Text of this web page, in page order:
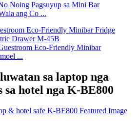
Noing Pagsuyup sa Mini Bar
ang Co ...
Eco-Friendly Minibar
...
sa laptop nga
sa hotel nga K-BE800